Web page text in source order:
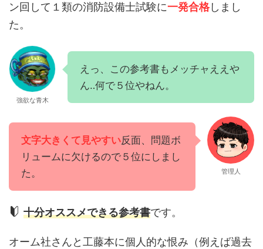
ン回して１類の消防設備士試験に一発合格しまし
た。
強欲な青木
えっ、この参考書もメッチャええや
ん‥何で５位やねん。
文字大きくて見やすい反面、問題ボ
リュームに欠けるので５位にしまし
た。
管理人
十分オススメできる参考書です。
オーム社さんと工藤本に個人的な恨み（例えば過去